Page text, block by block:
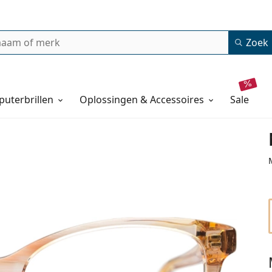
Zoek
Oplossingen & Accessoires sale